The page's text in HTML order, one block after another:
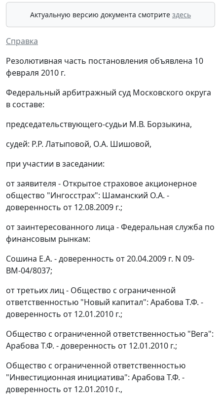
Актуальную версию документа смотрите здесь
Справка
Резолютивная часть постановления объявлена 10
февраля 2010 г.
Федеральный арбитражный суд Московского округа
в составе:
председательствующего-судьи М.В. Борзыкина,
судей: Р.Р. Латыповой, О.А. Шишовой,
при участии в заседании:
от заявителя - Открытое страховое акционерное
общество "Ингосстрах": Шаманский О.А. -
доверенность от 12.08.2009 г.;
от заинтересованного лица - Федеральная служба по
финансовым рынкам:
Сошина Е.А. - доверенность от 20.04.2009 г. N 09-
ВМ-04/8037;
от третьих лиц - Общество с ограниченной
ответственностью "Новый капитал": Арабова Т.Ф. -
доверенность от 12.01.2010 г.;
Общество с ограниченной ответственностью "Вега":
Арабова Т.Ф. - доверенность от 12.01.2010 г.;
Общество с ограниченной ответственностью
"Инвестиционная инициатива": Арабова Т.Ф. -
доверенность от 12.01.2010 г.,